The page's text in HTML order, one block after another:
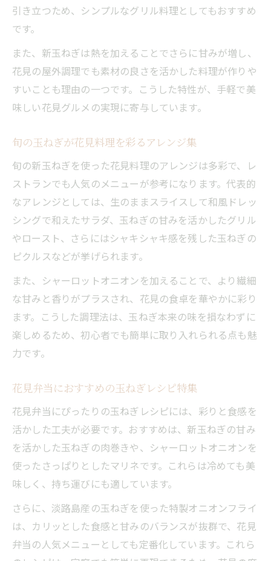
旬の玉ねぎと花見を楽しむ方法を紹介
ド
旬の玉ねぎを花見で活用するアイデア集
南あわじ市の玉ねぎで春を実感するコツ
花見の名脇役！玉ねぎの楽しみ方を提案
る
引き立つため、シンプルなグリル料理としてもおすすめ
です。
また、新玉ねぎは熱を加えることでさらに甘みが増し、
花見の屋外調理でも素材の良さを活かした料理が作りや
すいことも理由の一つです。こうした特性が、手軽で美
味しい花見グルメの実現に寄与しています。
旬の玉ねぎが花見料理を彩るアレンジ集
旬の新玉ねぎを使った花見料理のアレンジは多彩で、レ
ストランでも人気のメニューが参考になります。代表的
なアレンジとしては、生のままスライスして和風ドレッ
シングで和えたサラダ、玉ねぎの甘みを活かしたグリル
やロースト、さらにはシャキシャキ感を残した玉ねぎの
ピクルスなどが挙げられます。
また、シャーロットオニオンを加えることで、より繊細
な甘みと香りがプラスされ、花見の食卓を華やかに彩り
ます。こうした調理法は、玉ねぎ本来の味を損なわずに
楽しめるため、初心者でも簡単に取り入れられる点も魅
力です。
花見弁当におすすめの玉ねぎレシピ特集
花見弁当にぴったりの玉ねぎレシピには、彩りと食感を
活かした工夫が必要です。おすすめは、新玉ねぎの甘み
を活かした玉ねぎの肉巻きや、シャーロットオニオンを
使ったさっぱりとしたマリネです。これらは冷めても美
味しく、持ち運びにも適しています。
さらに、淡路島産の玉ねぎを使った特製オニオンフライ
は、カリッとした食感と甘みのバランスが抜群で、花見
弁当の人気メニューとしても定番化しています。これら